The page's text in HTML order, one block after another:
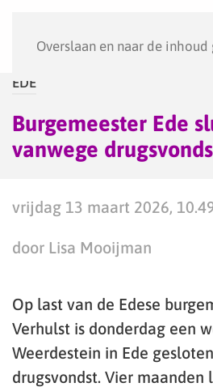
Overslaan en naar de inhoud
EDE
Burgemeester Ede
vanwege
vrijdag 13 maart 2026,
door Lisa Mooijman
Op last van de Edese
Verhulst is donderdag een
Weerdestein in Ede
drugsvondst. Vier maanden